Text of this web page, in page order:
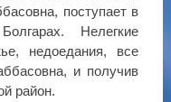
поступает в
Нелегкие
недоедания, все
и получив
район.